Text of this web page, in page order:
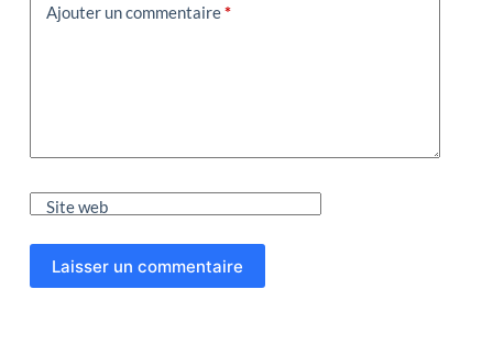
Ajouter un commentaire*
Site web
Laisser un commentaire